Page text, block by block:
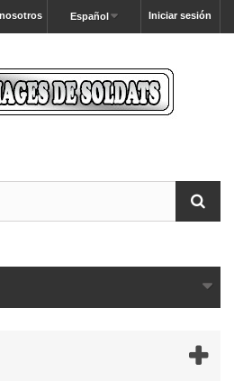
Iniciar sesión
Español